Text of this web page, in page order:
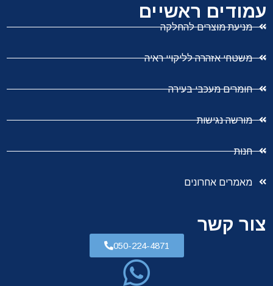
עמודים ראשיים
מניעת מוצרים להחלקה
משטחי אזהרה לליקויי ראיה
חומרים מעכבי בעירה
מורשה נגישות
חנות
מאמרים אחרונים
צור קשר
050-224-4871